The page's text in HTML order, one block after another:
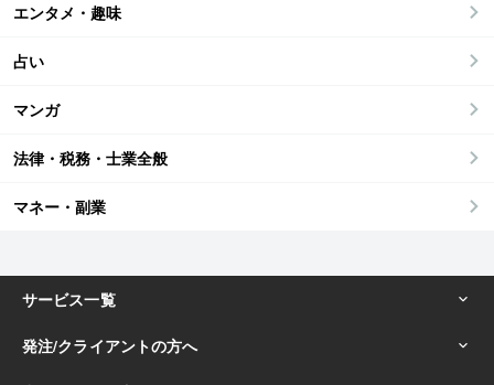
エンタメ・趣味
占い
マンガ
法律・税務・士業全般
マネー・副業